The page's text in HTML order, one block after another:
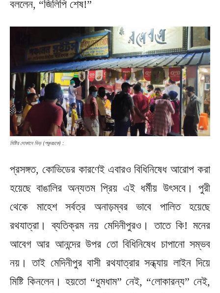
বললেন, “জিলিপি শেষ!”
মিষ্টির দোকানে ভিড় (পঞ্চুরচকে) :
প্রসঙ্গত, কোভিডের কারণেই এবারও বিধিনিষেধ আরোপ করা
হয়েছে বাঙালির অন্যতম প্রিয় এই ধর্মীয় উৎসবে। পুরী
থেকে মাহেশ সর্বত্র অনাড়ম্বর ভাবে পালিত হয়েছে
রথযাত্রা। ব্যতিক্রম নয় মেদিনীপুরও। তাতে কি! মনের
আবেগ আর আনন্দের উপর তো বিধিনিষেধ চাপানো সম্ভব
নয়। তাই মেদিনীপুর বাসী রথযাত্রার সন্ধ্যায় লাইন দিয়ে
মিষ্টি কিনলেন। হয়তো “ধুমধাম” নেই, “লোকারন্য” নেই,